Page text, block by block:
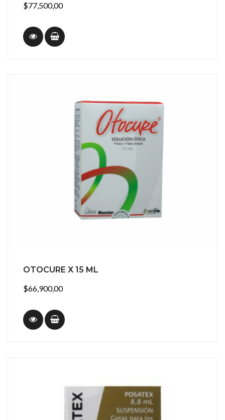
$77,500,00
OTOCURE X 15 ML
$66,900,00